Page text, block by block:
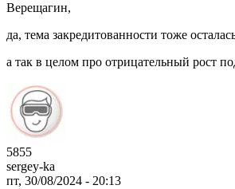
Верещагин,
да, тема закредитованности тоже
а так в целом про отрицательный рост
5855
sergey-ka
пт, 30/08/2024 - 20:13